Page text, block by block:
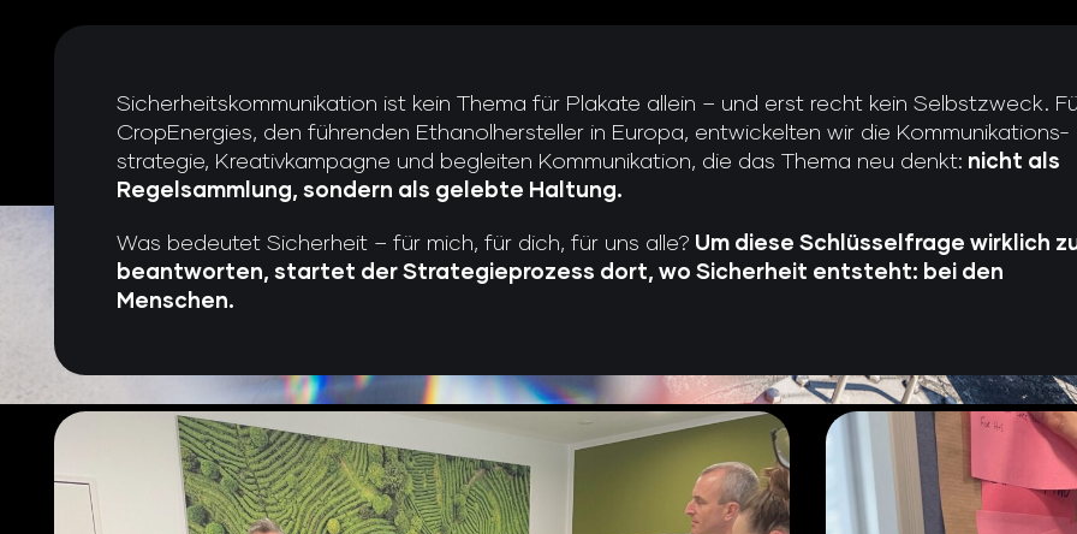
Sicherheitskommunikation ist kein Thema für Plakate allein – und erst recht kein Selbstzweck.
CropEnergies, den führenden Ethanolhersteller in Europa, entwickelten wir die Kommunikations-
strategie, Kreativkampagne und begleiten Kommunikation, die das Thema neu denkt: nicht als
Regelsammlung, sondern als gelebte Haltung.
Was bedeutet Sicherheit – für mich, für dich, für uns alle? Um diese Schlüsselfrage wirklich
beantworten, startet der Strategieprozess dort, wo Sicherheit entsteht: bei den
Menschen.